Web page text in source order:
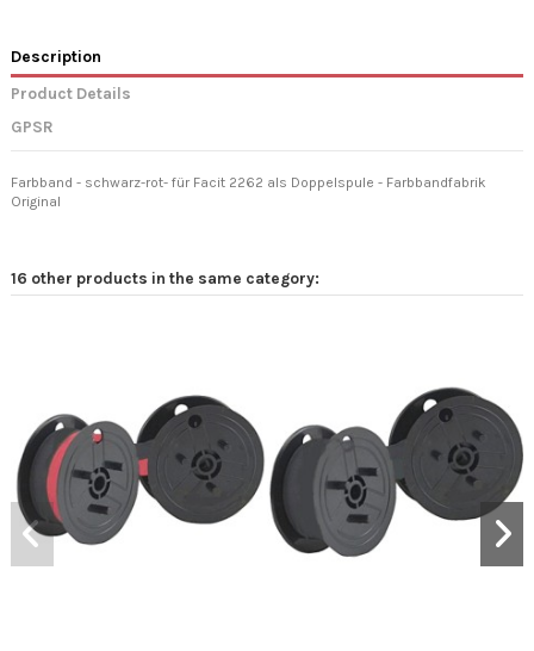
Description
Product Details
GPSR
Farbband - schwarz-rot- für Facit 2262 als Doppelspule - Farbbandfabrik
Original
16 other products in the same category: